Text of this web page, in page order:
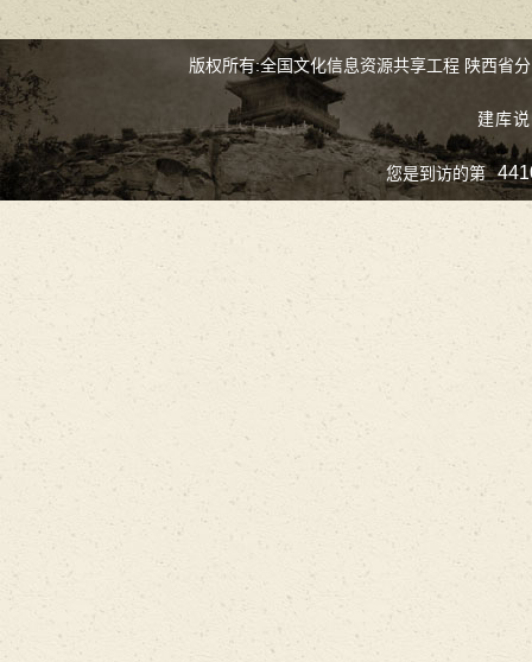
版权所有:全国文化信息资源共享工程 陕西省
建库
您是到访的第